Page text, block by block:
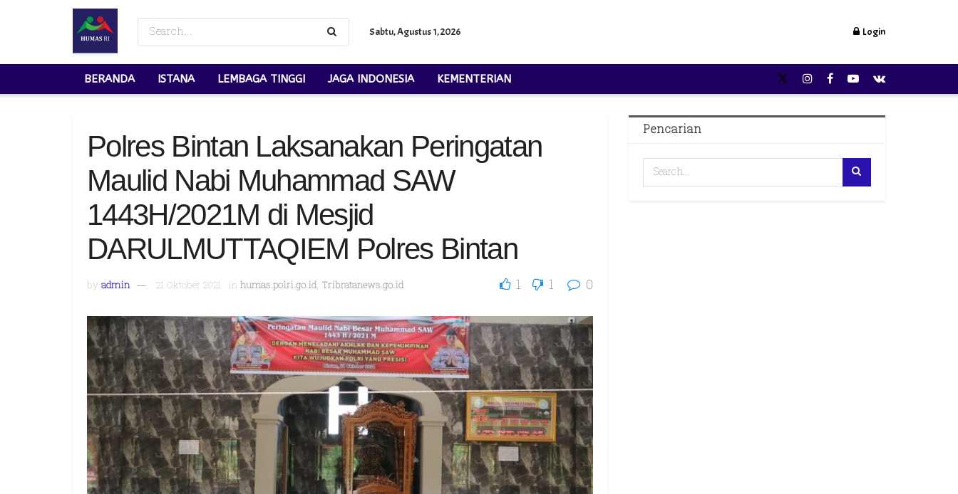
Sabtu, Agustus 1, 2026 Login
BERANDA ISTANA LEMBAGA TINGGI JAGA INDONESIA KEMENTERIAN
Polres Bintan Laksanakan Peringatan
Maulid Nabi Muhammad SAW
1443H/2021M di Mesjid
DARULMUTTAQIEM Polres Bintan
by admin 21 Oktober 2021 in humas.polri.go.id, Tribratanews.go.id 1 1 0
Pencarian